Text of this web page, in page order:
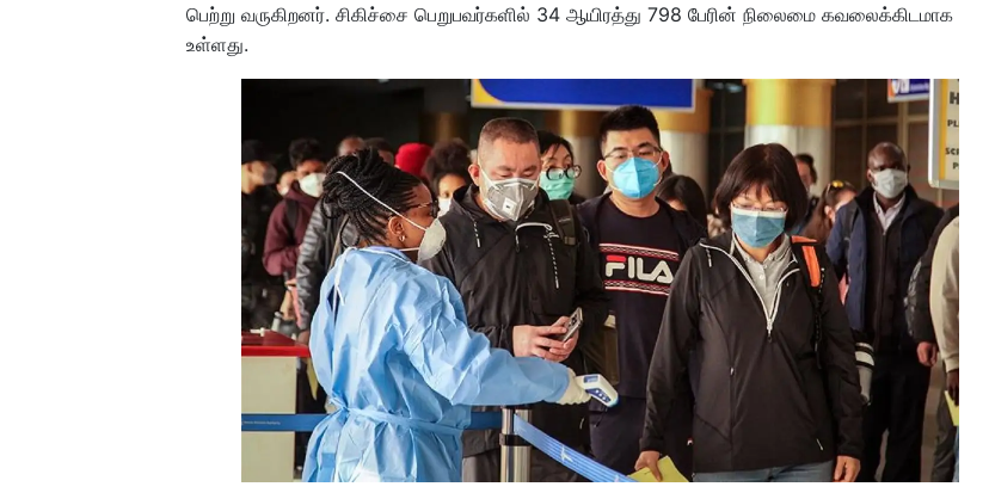
பெற்று வருகிறனர். சிகிச்சை பெறுபவர்களில் 34 ஆயிரத்து 798 பேரின் நிலைமை கவலைக்கிடமாக
உள்ளது.